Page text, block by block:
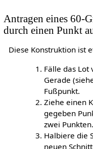
Antragen eines 60-
durch einen Punkt
Diese Konstruktion ist
Fälle das Lot
Gerade
Fußpunkt.
Ziehe einen
gegeben
zwei Punkten.
Halbiere die
neuen